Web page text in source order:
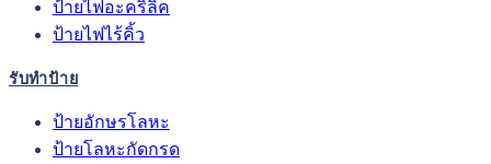
ป้ายไฟอะคริลิค
ป้ายไฟไร้คิ้ว
รับทำป้าย
ป้ายอักษรโลหะ
ป้ายโลหะกัดกรด